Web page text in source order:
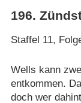
196.
Staffel 11,
Wells kann
entkommen.
doch wer